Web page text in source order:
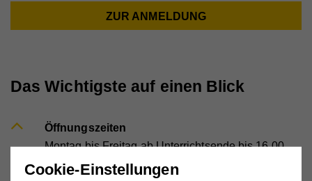
ZUR ANMELDUNG
Das Wichtigste auf einen Blick
Öffnungszeiten
Montag bis Freitag ab Unterrichtsende bis 16.00
Uhr
Cookie-Einstellungen